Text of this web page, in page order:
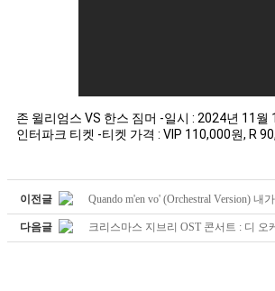
존 윌리엄스 VS 한스 짐머 -일시 : 2024년 11월
인터파크 티켓 -티켓 가격 : VIP 110,000원, R
이전글 Quando m'en vo' (Orchestral Version) 내
다음글 크리스마스 지브리 OST 콘서트 : 디 오